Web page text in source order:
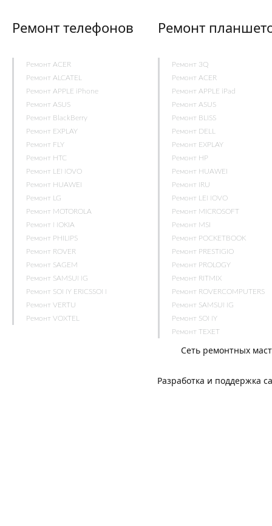
Ремонт телефонов
Ремонт ACER
Ремонт ALCATEL
Ремонт APPLE iPhone
Ремонт ASUS
Ремонт BlackBerry
Ремонт EXPLAY
Ремонт FLY
Ремонт HTC
Ремонт LENOVO
Ремонт HUAWEI
Ремонт LG
Ремонт MOTOROLA
Ремонт NOKIA
Ремонт PHILIPS
Ремонт ROVER
Ремонт SAGEM
Ремонт SAMSUNG
Ремонт SONY ERICSSON
Ремонт VERTU
Ремонт VOXTEL
Ремонт
Ремонт 3Q
Ремонт ACER
Ремонт APPLE iPad
Ремонт ASUS
Ремонт BLISS
Ремонт DELL
Ремонт EXPLAY
Ремонт HP
Ремонт HUAWEI
Ремонт IRU
Ремонт LENOVO
Ремонт MICROSOFT
Ремонт MSI
Ремонт POCKETBOOK
Ремонт PRESTIGIO
Ремонт PROLOGY
Ремонт RITMIX
Ремонт ROVERCOMPUTERS
Ремонт SAMSUNG
Ремонт SONY
Ремонт TEXET
Сеть ремонтных
Разработка и поддержка